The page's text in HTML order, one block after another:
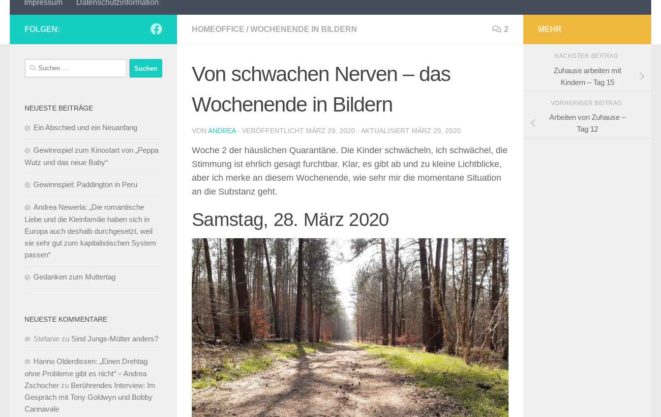
Impressum Datenschutzinformation
HOMEOFFICE / WOCHENENDE IN BILDERN 2
Von schwachen Nerven – das
Wochenende in Bildern
VON ANDREA · VERÖFFENTLICHT MÄRZ 29, 2020 · AKTUALISIERT MÄRZ 29, 2020
Woche 2 der häuslichen Quarantäne. Die Kinder schwächeln, ich schwächel, die
Stimmung ist ehrlich gesagt furchtbar. Klar, es gibt ab und zu kleine Lichtblicke,
aber ich merke an diesem Wochenende, wie sehr mir die momentane Situation
an die Substanz geht.
Samstag, 28. März 2020
FOLGEN:
Suchen
nach:
NEUESTE BEITRÄGE
Ein Abschied und ein Neuanfang
Gewinnspiel zum Kinostart von „Peppa
Wutz und das neue Baby“
Gewinnspiel: Paddington in Peru
Andrea Newerla: „Die romantische
Liebe und die Kleinfamilie haben sich in
Europa auch deshalb durchgesetzt, weil
sie sehr gut zum kapitalistischen System
passen“
Gedanken zum Muttertag
NEUESTE KOMMENTARE
Stefanie zu Sind Jungs-Mütter anders?
Hanno Olderdissen: „Einen Drehtag
ohne Probleme gibt es nicht“ – Andrea
Zschocher zu Berührendes Interview: Im
Gespräch mit Tony Goldwyn und Bobby
Cannavale
MEHR
NÄCHSTER BEITRAG
Zuhause arbeiten mit
Kindern – Tag 15
VORHERIGER BEITRAG
Arbeiten von Zuhause –
Tag 12